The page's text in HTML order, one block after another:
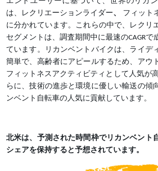
は、レクリエーションライダー、
フィット
に分かれています。これらの中で、レクリ
セグメントは、調査期間中に最速のCAGR
ています。リカンベントバイクは、ライデ
簡単で、高齢者にアピールするため、アウ
フィットネスアクティビティとして人気が
らに、技術の進歩と環境に優しい輸送の傾
ンベント自転車の人気に貢献しています。
北米は、予測された時間枠でリカンベント
シェアを保持すると予想されています。